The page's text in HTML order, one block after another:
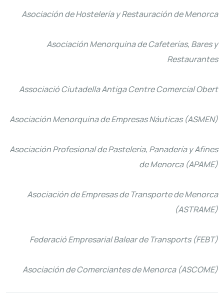
Asociación de Hostelería y Restauración de Menorca
Asociación Menorquina de Cafeterías, Bares y
Restaurantes
Associació Ciutadella Antiga Centre Comercial Obert
Asociación Menorquina de Empresas Náuticas (ASMEN)
Asociación Profesional de Pastelería, Panadería y Afines
de Menorca (APAME)
Asociación de Empresas de Transporte de Menorca
(ASTRAME)
Federació Empresarial Balear de Transports (FEBT)
Asociación de Comerciantes de Menorca (ASCOME)